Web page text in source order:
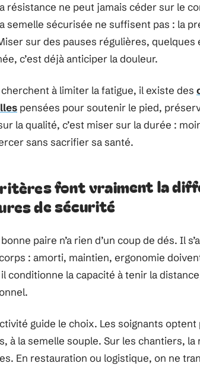
résistance ne peut jamais céder sur le
semelle sécurisée ne suffisent pas : la
sur des pauses régulières,
c’est déjà anticiper la douleur.
à limiter la fatigue, il existe des
pensées pour soutenir le pied,
la qualité, c’est miser sur la durée :
sans sacrifier sa santé.
font vraiment la
de sécurité
paire n’a rien d’un coup de dés. Il
: amorti, maintien, ergonomie
il conditionne la capacité à tenir la
guide le choix. Les soignants
à la semelle souple. Sur les chantiers,
En restauration ou logistique, on ne